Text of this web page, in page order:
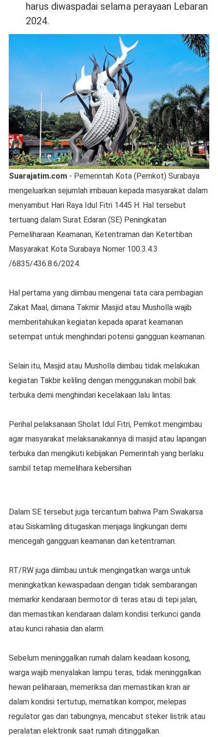
harus diwaspadai selama perayaan Lebaran
2024.
Suarajatim.com- Pemerintah Kota (Pemkot) Surabaya
mengeluarkan sejumlah imbauan kepada masyarakat dalam
menyambut Hari Raya Idul Fitri 1445 H. Hal tersebut
tertuang dalam Surat Edaran (SE) Peningkatan
Pemeliharaan Keamanan, Ketentraman dan Ketertiban
Masyarakat Kota Surabaya Nomer 100.3.4.3
/6835/436.8.6/2024.
Hal pertama yang diimbau mengenai tata cara pembagian
Zakat Maal, dimana Takmir Masjid atau Musholla wajib
memberitahukan kegiatan kepada aparat keamanan
setempat untuk menghindari potensi gangguan keamanan.
Selain itu, Masjid atau Musholla diimbau tidak melakukan
kegiatan Takbir keliling dengan menggunakan mobil bak
terbuka demi menghindari kecelakaan lalu lintas.
Perihal pelaksanaan Sholat Idul Fitri, Pemkot mengimbau
agar masyarakat melaksanakannya di masjid atau lapangan
terbuka dan mengikuti kebijakan Pemerintah yang berlaku
sambil tetap memelihara kebersihan
Dalam SE tersebut juga tercantum bahwa Pam Swakarsa
atau Siskamling ditugaskan menjaga lingkungan demi
mencegah gangguan keamanan dan ketentraman.
RT/RW juga diimbau untuk mengingatkan warga untuk
meningkatkan kewaspadaan dengan tidak sembarangan
memarkir kendaraan bermotor di teras atau di tepi jalan,
dan memastikan kendaraan dalam kondisi terkunci ganda
atau kunci rahasia dan alarm.
Sebelum meninggalkan rumah dalam keadaan kosong,
warga wajib menyalakan lampu teras, tidak meninggalkan
hewan peliharaan, memeriksa dan memastikan kran air
dalam kondisi tertutup, mematikan kompor, melepas
regulator gas dari tabungnya, mencabut steker listrik atau
peralatan elektronik saat rumah ditinggalkan.